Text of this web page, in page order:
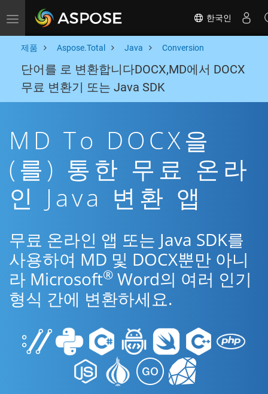
Toggle navigation 한국인
제품 Aspose.Total Java Conversion
단어를 로 변환합니다DOCX,MD에서 DOCX
무료 변환기 또는 Java SDK
MD To DOCX을
(를) 통한 무료 온라
인 Java 변환 앱
무료 온라인 앱 또는 Java SDK를
사용하여 MD 및 DOCX뿐만 아니
라 Microsoft® Word의 여러 인기
형식 간에 변환하세요.